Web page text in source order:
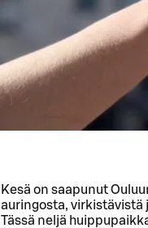
Kesä on saapunut
auringosta, virkistävistä
Tässä neljä